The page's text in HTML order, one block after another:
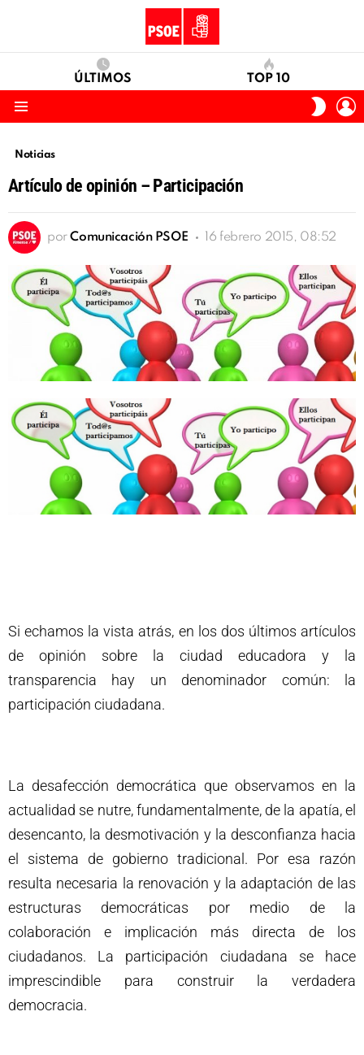
ÚLTIMOS TOP 10
SKIN
Noticias
Artículo de opinión – Participación
por Comunicación PSOE 16 febrero 2015, 08:52
Si echamos la vista atrás, en los dos últimos artículos
de opinión sobre la ciudad educadora y la
transparencia hay un denominador común: la
participación ciudadana.
La desafección democrática que observamos en la
actualidad se nutre, fundamentalmente, de la apatía, el
desencanto, la desmotivación y la desconfianza hacia
el sistema de gobierno tradicional. Por esa razón
resulta necesaria la renovación y la adaptación de las
estructuras democráticas por medio de la
colaboración e implicación más directa de los
ciudadanos. La participación ciudadana se hace
imprescindible para construir la verdadera
democracia.